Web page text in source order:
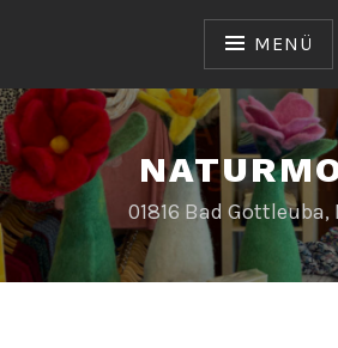
MENÜ
01816 Bad